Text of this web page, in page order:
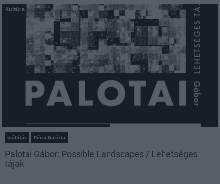
Kultúra
kiállítás Pécsi Galéria
Palotai Gábor: Possible Landscapes / Lehetséges
tájak